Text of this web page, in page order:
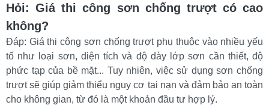
Hỏi: Giá thi công sơn chống trượt có cao
không?
Đáp: Giá thi công sơn chống trượt phụ thuộc vào nhiều yếu
tố như loại sơn, diện tích và độ dày lớp sơn cần thiết, độ
phức tạp của bề mặt... Tuy nhiên, việc sử dụng sơn chống
trượt sẽ giúp giảm thiểu nguy cơ tai nạn và đảm bảo an toàn
cho không gian, từ đó là một khoản đầu tư hợp lý.